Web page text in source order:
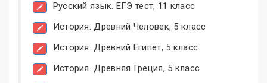
Русский язык. ЕГЭ тест, 11 класс
История. Древний Человек, 5 класс
История. Древний Египет, 5 класс
История. Древняя Греция, 5 класс